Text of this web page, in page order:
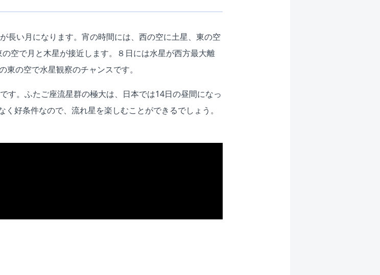
長い月になります。宵の時間には、西の空に土星、東の空
空で月と木星が接近します。８日には水星が西方最大離
の空で水星観察のチャンスです。
す。ふたご座流星群の極大は、日本では14日の昼間になっ
好条件なので、流れ星を楽しむことができるでしょう。